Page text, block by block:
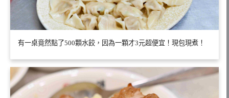
有一桌竟然點了500顆水餃，因為一顆才3元超便宜！現包現煮！